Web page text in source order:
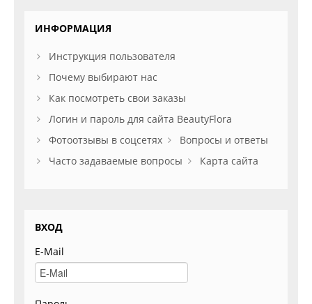
ИНФОРМАЦИЯ
Инструкция пользователя
Почему выбирают нас
Как посмотреть свои заказы
Логин и пароль для сайта BeautyFlora
Фотоотзывы в соцсетях
Вопросы и ответы
Часто задаваемые вопросы
Карта сайта
ВХОД
E-Mail